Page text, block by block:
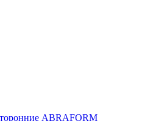
ABRAFORM